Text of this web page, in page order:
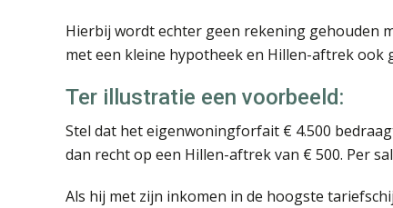
Hierbij wordt echter geen rekening gehouden
met een kleine hypotheek en Hillen-aftrek ook
Ter illustratie een voorbeeld:
Stel dat het eigenwoningforfait € 4.500
dan recht op een Hillen-aftrek van € 500. Per
Als hij met zijn inkomen in de hoogste